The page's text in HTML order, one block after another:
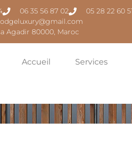
06 35 56 87 02
05 28 22 60
Agadir 80000, Maroc
Accueil Services